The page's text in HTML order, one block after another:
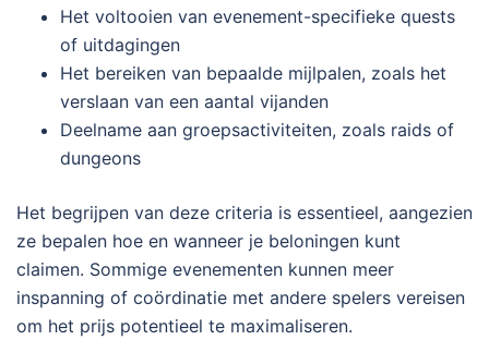
Het voltooien van evenement-specifieke quests
of uitdagingen
Het bereiken van bepaalde mijlpalen, zoals het
verslaan van een aantal vijanden
Deelname aan groepsactiviteiten, zoals raids of
dungeons
Het begrijpen van deze criteria is essentieel, aangezien
ze bepalen hoe en wanneer je beloningen kunt
claimen. Sommige evenementen kunnen meer
inspanning of coördinatie met andere spelers vereisen
om het prijs potentieel te maximaliseren.